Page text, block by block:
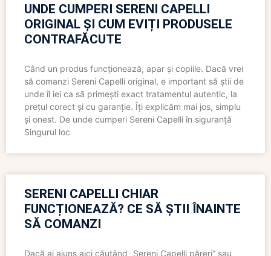
UNDE CUMPERI SERENI CAPELLI
ORIGINAL ȘI CUM EVIȚI PRODUSELE
CONTRAFĂCUTE
Când un produs funcționează, apar și copiile. Dacă vrei
să comanzi Sereni Capelli original, e important să știi de
unde îl iei ca să primești exact tratamentul autentic, la
prețul corect și cu garanție. Îți explicăm mai jos, simplu
și onest. De unde cumperi Sereni Capelli în siguranță
Singurul loc
SERENI CAPELLI CHIAR
FUNCȚIONEAZĂ? CE SĂ ȘTII ÎNAINTE
SĂ COMANZI
Dacă ai ajuns aici căutând „Sereni Capelli păreri” sau